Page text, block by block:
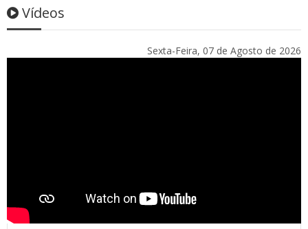
Vídeos
Sexta-Feira, 07 de Agosto de 2026